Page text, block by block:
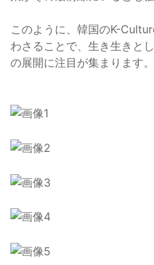
このように、韓国のK-
わさることで、生き生きと
の展開に注目が集まります。